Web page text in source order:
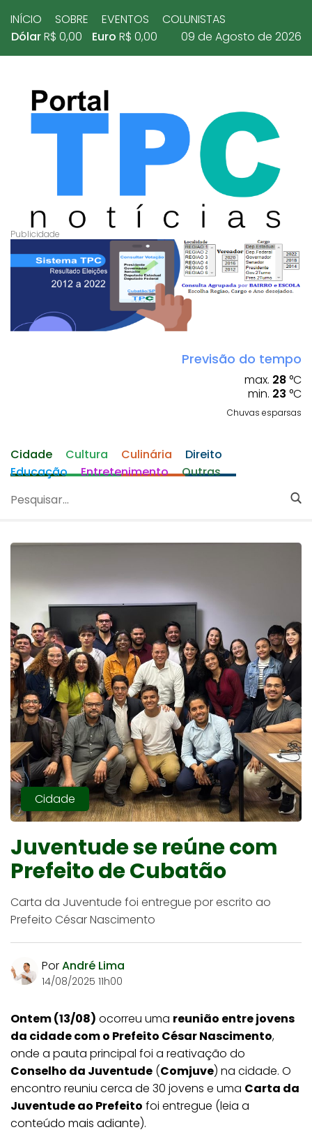
INÍCIO SOBRE EVENTOS
COLUNISTAS
DólarR$ 0,00 Euro R$ 0,00 09 de Agosto de 2026
Previsão do tempo
max. 28 °C
min. 23 °C
Chuvas esparsas
Cidade Cultura Culinária
Direito
Educação
Entretenimento Outras
Cidade
Juventude se reúne com
Prefeito de Cubatão
Carta da Juventude foi entregue por escrito ao
Prefeito César Nascimento
PorAndré Lima
14/08/2025 11h00
Ontem (13/08) ocorreu uma reunião entre jovens
da cidade com o Prefeito César Nascimento,
onde a pauta principal foi a reativação do
Conselho da Juventude (Comjuve) na cidade. O
encontro reuniu cerca de 30 jovens e uma Carta da
Juventude ao Prefeito foi entregue (leia a
conteúdo mais adiante).